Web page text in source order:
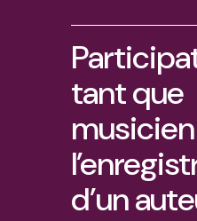
tant que
d’un